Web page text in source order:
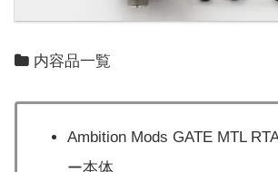
内容品一覧
Ambition Mods GATE MTL
ー本体